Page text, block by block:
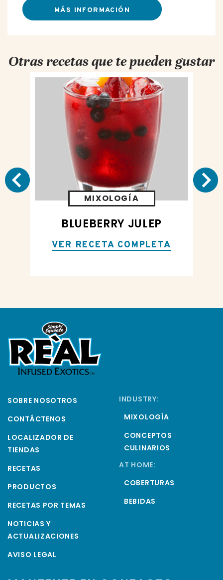
MÁS INFORMACIÓN
Otras recetas que te pueden gustar
MIXOLOGÍA
BLUEBERRY JULEP
VER RECETA COMPLETA
SOBRE NOSOTROS
CONTÁCTENOS
LOCALIZADOR DE
TIENDAS
RECETAS
PRODUCTOS
RECETAS POR TEMAS
NOTICIAS Y
ACTUALIZACIONES
AVISO LEGAL
INDUSTRY:
MIXOLOGÍA
CONCEPTOS
CULINARIOS
AT HOME:
COBERTURAS
BEBIDAS